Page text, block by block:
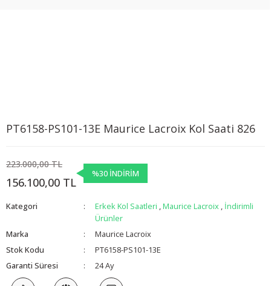
PT6158-PS101-13E Maurice Lacroix Kol Saati 826
223.000,00 TL
156.100,00 TL
%30 İNDİRİM
Kategori Erkek Kol Saatleri ,Maurice Lacroix , İndirimli
Ürünler
Marka
Maurice Lacroix
Stok Kodu
PT6158-PS101-13E
Garanti Süresi
24 Ay